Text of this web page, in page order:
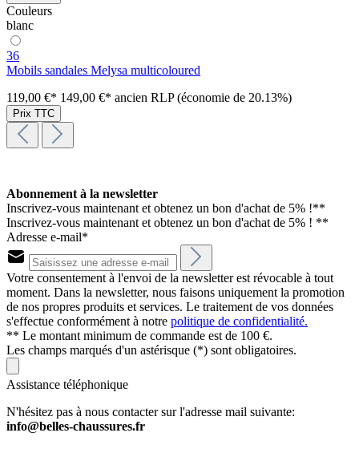
Couleurs
blanc
36
Mobils sandales Melysa multicoloured
119,00 €* 149,00 €* ancien RLP(économie de 20.13%)
Prix TTC
Abonnement à la newsletter
Inscrivez-vous maintenant et obtenez un bon d'achat de 5% !**
Inscrivez-vous maintenant et obtenez un bon d'achat de 5% ! **
Adresse e-mail*
Votre consentement à l'envoi de la newsletter est révocable à tout
moment. Dans la newsletter, nous faisons uniquement la promotion
de nos propres produits et services. Le traitement de vos données
s'effectue conformément à notre politique de confidentialité.
** Le montant minimum de commande est de 100 €.
Les champs marqués d'un astérisque (*) sont obligatoires.
Assistance téléphonique
N'hésitez pas à nous contacter sur l'adresse mail suivante:
info@belles-chaussures.fr